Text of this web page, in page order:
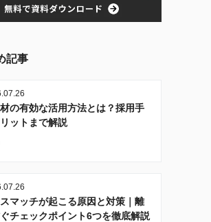
記事
の有効な活用方法とは？採用手
ットまで解説
マッチが起こる原因と対策｜離
チェックポイント6つを徹底解説